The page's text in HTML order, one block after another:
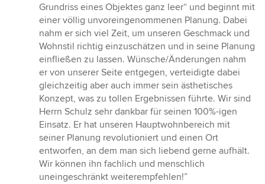
Grundriss eines Objektes ganz leer“ und beginnt mit
einer völlig unvoreingenommenen Planung. Dabei
nahm er sich viel Zeit, um unseren Geschmack und
Wohnstil richtig einzuschätzen und in seine Planung
einfließen zu lassen. Wünsche/Änderungen nahm
er von unserer Seite entgegen, verteidigte dabei
gleichzeitig aber auch immer sein ästhetisches
Konzept, was zu tollen Ergebnissen führte. Wir sind
Herrn Schulz sehr dankbar für seinen 100%-igen
Einsatz. Er hat unseren Hauptwohnbereich mit
seiner Planung revolutioniert und einen Ort
entworfen, an dem man sich liebend gerne aufhält.
Wir können ihn fachlich und menschlich
uneingeschränkt weiterempfehlen!”